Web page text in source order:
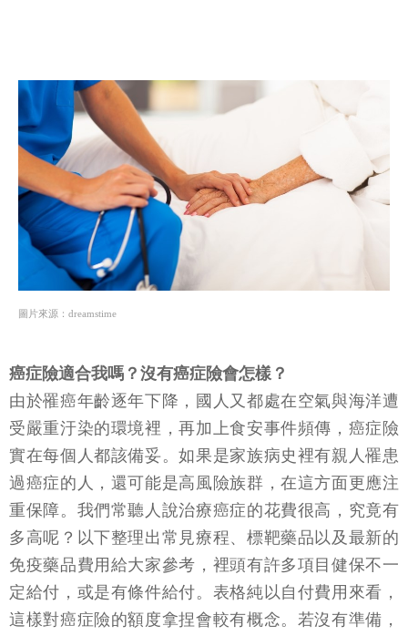
圖片來源：dreamstime
癌症險適合我嗎？沒有癌症險會怎樣？
由於罹癌年齡逐年下降，國人又都處在空氣與海洋遭
受嚴重汙染的環境裡，再加上食安事件頻傳，癌症險
實在每個人都該備妥。如果是家族病史裡有親人罹患
過癌症的人，還可能是高風險族群，在這方面更應注
重保障。我們常聽人說治療癌症的花費很高，究竟有
多高呢？以下整理出常見療程、標靶藥品以及最新的
免疫藥品費用給大家參考，裡頭有許多項目健保不一
定給付，或是有條件給付。表格純以自付費用來看，
這樣對癌症險的額度拿捏會較有概念。若沒有準備，